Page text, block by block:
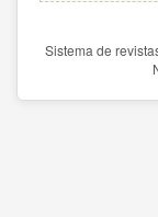
Sistema de